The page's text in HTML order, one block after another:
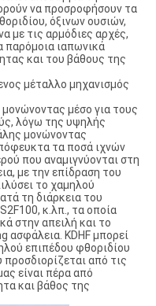
να προσροφήσουν τα
όξινων ουσιών,
με τις αρμόδιες αρχές,
παρόμοια ιαπωνικά
και του βάθους της
μέταλλο μηχανισμός
μέσο για τους
λόγω της υψηλής
μονώνοντας
τα ποσά ιχνών
που αναμιγνύονται στη
με την επίδραση του
το χαμηλού
τη διάρκεια του
κ.λπ., τα οποία
στην απειλή και το
ασφάλεια. KDHF μπορεί
επιπέδου φθοριδίου
από τις
είναι πέρα από
και βάθος της